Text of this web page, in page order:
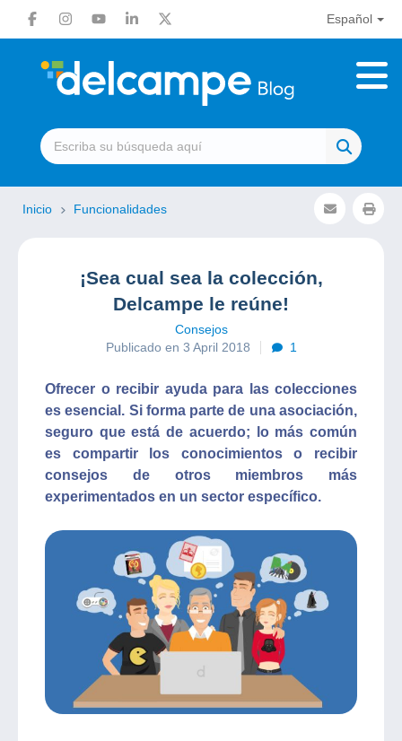
Español
Inicio Funcionalidades
¡Sea cual sea la colección,
Delcampe le reúne!
Consejos
Publicado en 3 April 2018
1
Ofrecer o recibir ayuda para las colecciones
es esencial. Si forma parte de una asociación,
seguro que está de acuerdo; lo más común
es compartir los conocimientos o recibir
consejos de otros miembros más
experimentados en un sector específico.